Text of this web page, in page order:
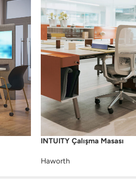
INTUITY Çalışma Masası
Haworth